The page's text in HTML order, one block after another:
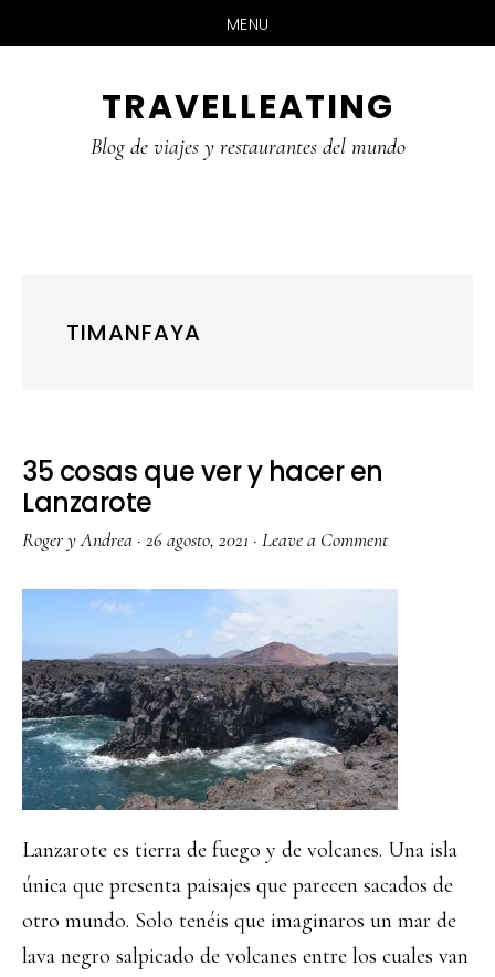
MENU
TRAVELLEATING
Blog de viajes y restaurantes del mundo
TIMANFAYA
35 cosas que ver y hacer en
Lanzarote
Roger y Andrea · 26 agosto, 2021 · Leave a Comment
Lanzarote es tierra de fuego y de volcanes. Una isla
única que presenta paisajes que parecen sacados de
otro mundo. Solo tenéis que imaginaros un mar de
lava negro salpicado de volcanes entre los cuales van